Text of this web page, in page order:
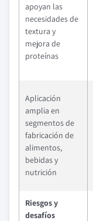
apoyan las
necesidades de
textura y
mejora de
proteínas
Aplicación
amplia en
segmentos de
fabricación de
alimentos,
bebidas y
nutrición
Riesgos y
desafíos